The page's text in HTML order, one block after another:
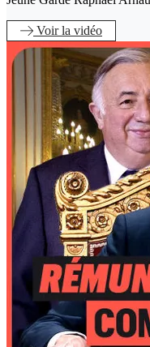
Voirla vidéo